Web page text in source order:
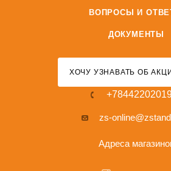
ВОПРОСЫ И
ДОКУМЕНТЫ
ХОЧУ УЗНАВАТЬ ОБ
zs-
Адреса